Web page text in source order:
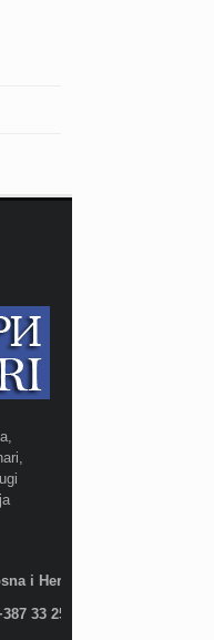
i Hercegovina;
33 255 600